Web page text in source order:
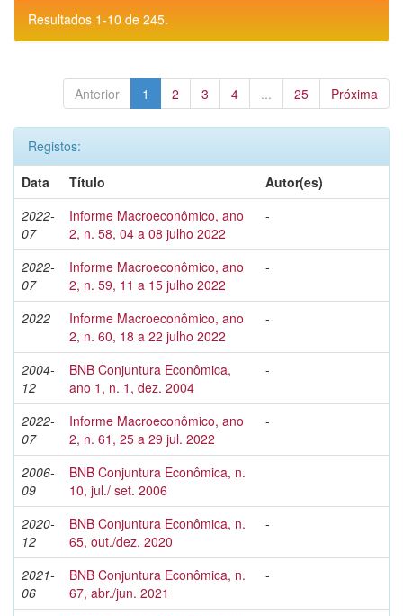
Resultados 1-10 de 245.
Anterior 1 2 3 4 ... 25 Próxima
Registos:
Data
Título
Autor(es)
2022-
07
Informe Macroeconômico, ano
2, n. 58, 04 a 08 julho 2022
-
2022-
07
Informe Macroeconômico, ano
2, n. 59, 11 a 15 julho 2022
-
2022
Informe Macroeconômico, ano
2, n. 60, 18 a 22 julho 2022
-
2004-
12
BNB Conjuntura Econômica,
ano 1, n. 1, dez. 2004
-
2022-
07
Informe Macroeconômico, ano
2, n. 61, 25 a 29 jul. 2022
-
2006-
09
BNB Conjuntura Econômica, n.
10, jul./ set. 2006
2020-
12
BNB Conjuntura Econômica, n.
65, out./dez. 2020
-
2021-
06
BNB Conjuntura Econômica, n.
67, abr./jun. 2021
-